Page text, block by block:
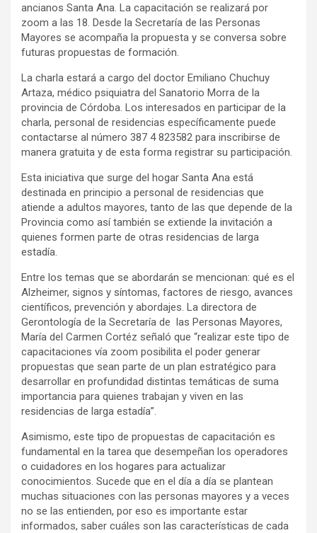
ancianos Santa Ana. La capacitación se realizará por
zoom a las 18. Desde la Secretaría de las Personas
Mayores se acompaña la propuesta y se conversa sobre
futuras propuestas de formación.
La charla estará a cargo del doctor Emiliano Chuchuy
Artaza, médico psiquiatra del Sanatorio Morra de la
provincia de Córdoba. Los interesados en participar de la
charla, personal de residencias específicamente puede
contactarse al número 387 4 823582 para inscribirse de
manera gratuita y de esta forma registrar su participación.
Esta iniciativa que surge del hogar Santa Ana está
destinada en principio a personal de residencias que
atiende a adultos mayores, tanto de las que depende de la
Provincia como así también se extiende la invitación a
quienes formen parte de otras residencias de larga
estadía.
Entre los temas que se abordarán se mencionan: qué es el
Alzheimer, signos y síntomas, factores de riesgo, avances
científicos, prevención y abordajes. La directora de
Gerontología de la Secretaría de las Personas Mayores,
María del Carmen Cortéz señaló que “realizar este tipo de
capacitaciones vía zoom posibilita el poder generar
propuestas que sean parte de un plan estratégico para
desarrollar en profundidad distintas temáticas de suma
importancia para quienes trabajan y viven en las
residencias de larga estadía”.
Asimismo, este tipo de propuestas de capacitación es
fundamental en la tarea que desempeñan los operadores
o cuidadores en los hogares para actualizar
conocimientos. Sucede que en el día a día se plantean
muchas situaciones con las personas mayores y a veces
no se las entienden, por eso es importante estar
informados, saber cuáles son las características de cada